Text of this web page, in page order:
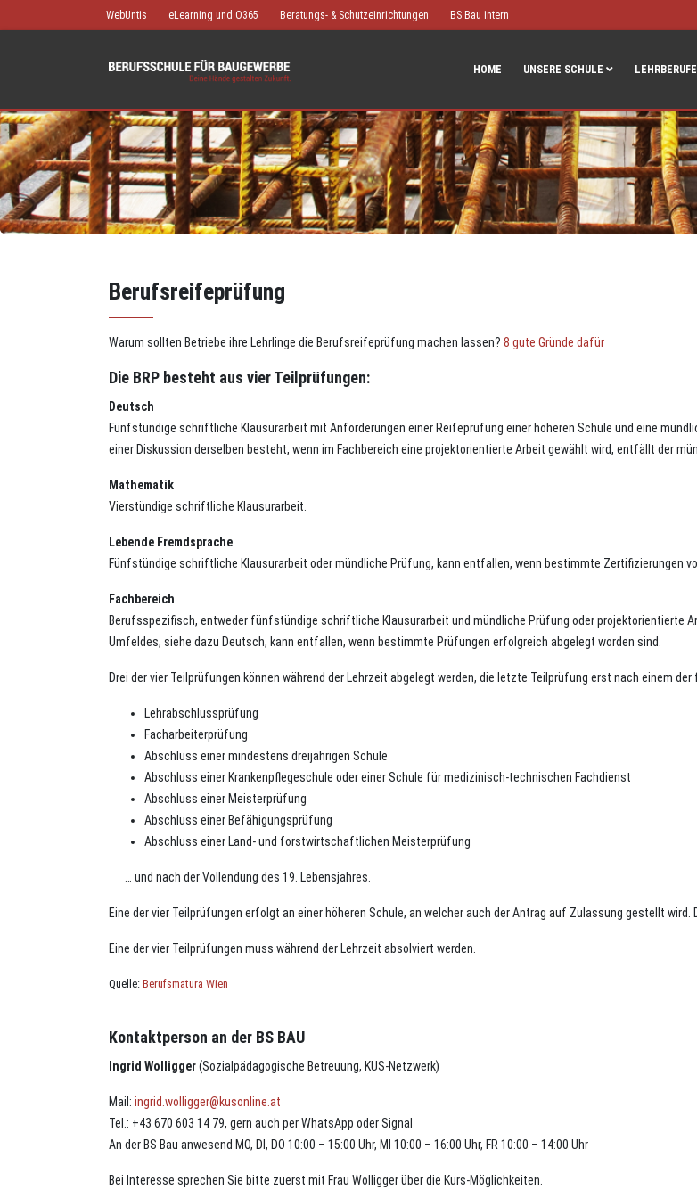
WebUntis eLearning und O365 Beratungs- & Schutzeinrichtungen BS Bau intern
HOME UNSERE SCHULE LEHRBERUFE
Berufsreifeprüfung
Warum sollten Betriebe ihre Lehrlinge die Berufsreifeprüfung machen lassen? 8 gute Gründe dafür
Die BRP besteht aus vier Teilprüfungen:
Deutsch
Fünfstündige schriftliche Klausurarbeit mit Anforderungen einer Reifeprüfung einer höheren Schule und eine
einer Diskussion derselben besteht, wenn im Fachbereich eine projektorientierte Arbeit gewählt wird, entfällt der
Mathematik
Vierstündige schriftliche Klausurarbeit.
Lebende Fremdsprache
Fünfstündige schriftliche Klausurarbeit oder mündliche Prüfung, kann entfallen, wenn bestimmte Zertifizierungen
Fachbereich
Berufsspezifisch, entweder fünfstündige schriftliche Klausurarbeit und mündliche Prüfung oder projektorientierte
Umfeldes, siehe dazu Deutsch, kann entfallen, wenn bestimmte Prüfungen erfolgreich abgelegt worden sind.
Drei der vier Teilprüfungen können während der Lehrzeit abgelegt werden, die letzte Teilprüfung erst nach einem
Lehrabschlussprüfung
Facharbeiterprüfung
Abschluss einer mindestens dreijährigen Schule
Abschluss einer Krankenpflegeschule oder einer Schule für medizinisch-technischen Fachdienst
Abschluss einer Meisterprüfung
Abschluss einer Befähigungsprüfung
Abschluss einer Land- und forstwirtschaftlichen Meisterprüfung
… und nach der Vollendung des 19. Lebensjahres.
Eine der vier Teilprüfungen erfolgt an einer höheren Schule, an welcher auch der Antrag auf Zulassung gestellt
Eine der vier Teilprüfungen muss während der Lehrzeit absolviert werden.
Quelle: Berufsmatura Wien
Kontaktperson an der BS BAU
Ingrid Wolligger(Sozialpädagogische Betreuung, KUS-Netzwerk)
Mail: ingrid.wolligger@kusonline.at
Tel.: +43 670 603 14 79, gern auch per WhatsApp oder Signal
An der BS Bau anwesend MO, DI, DO 10:00 – 15:00 Uhr, MI 10:00 – 16:00 Uhr, FR 10:00 – 14:00 Uhr
Bei Interesse sprechen Sie bitte zuerst mit Frau Wolligger über die Kurs-Möglichkeiten.